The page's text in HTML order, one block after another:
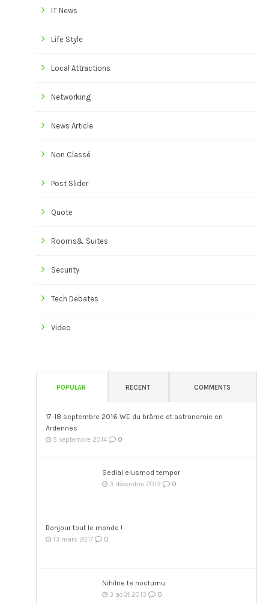
IT News
Life Style
Local Attractions
Networking
News Article
Non Classé
Post Slider
Quote
Rooms& Suites
Security
Tech Debates
Video
POPULAR RECENT COMMENTS
17-18 septembre 2016 WE du brâme et astronomie en
Ardennes
5 septembre 2014 0
Sedial eiusmod tempor
3 décembre 2013 0
Bonjour tout le monde !
13 mars 2017 0
Nihilne te nocturnu
3 août 2013 0